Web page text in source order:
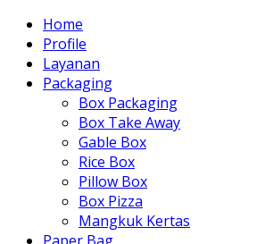
Home
Profile
Layanan
Packaging
Box Packaging
Box Take Away
Gable Box
Rice Box
Pillow Box
Box Pizza
Mangkuk Kertas